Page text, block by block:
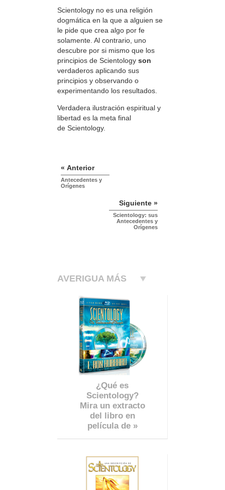
Scientology no es una religión
dogmática en la que a alguien se
le pide que crea algo por fe
solamente. Al contrario, uno
descubre por si mismo que los
principios de Scientology son
verdaderos aplicando sus
principios y observando o
experimentando los resultados.
Verdadera ilustración espiritual y
libertad es la meta final
de Scientology.
« Anterior
Antecedentes y
Orígenes
Siguiente »
Scientology: sus
Antecedentes y
Orígenes
AVERIGUA MÁS
¿Qué es
Scientology?
Mira un extracto
del libro en
película de »